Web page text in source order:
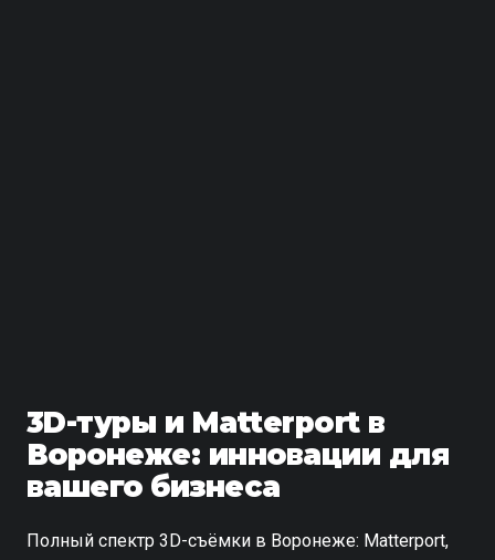
3D-туры и Matterport в
Воронеже: инновации для
вашего бизнеса
Полный спектр 3D-съёмки в Воронеже: Matterport,